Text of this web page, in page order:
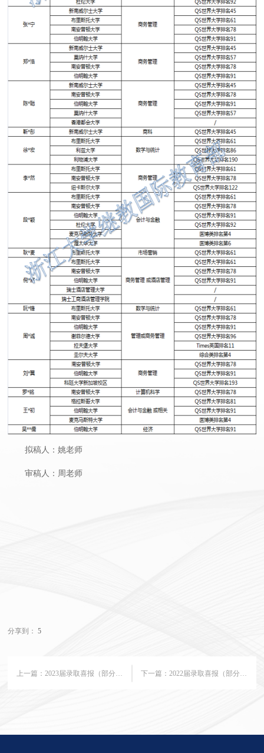
拟稿人：姚老师
审稿人：周老师
分享到： 5
上一篇：2023届录取喜报（部分）——截至2023年5月19日 下一篇： 2022届录取喜报（部分）——截至2022年5月10日